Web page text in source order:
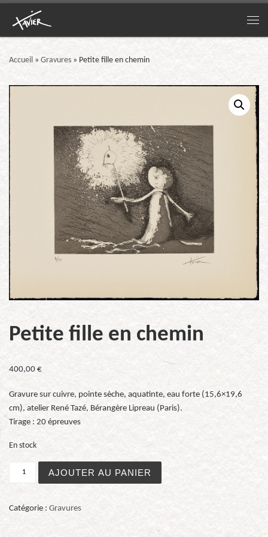
Passer au contenu
Accueil » Gravures » Petite fille en chemin
Petite fille en chemin
400,00 €
Gravure sur cuivre, pointe sèche, aquatinte, eau forte (15,6×19,6
cm), atelier René Tazé, Bérangère Lipreau (Paris).
Tirage : 20 épreuves
En stock
AJOUTER AU PANIER
Catégorie : Gravures